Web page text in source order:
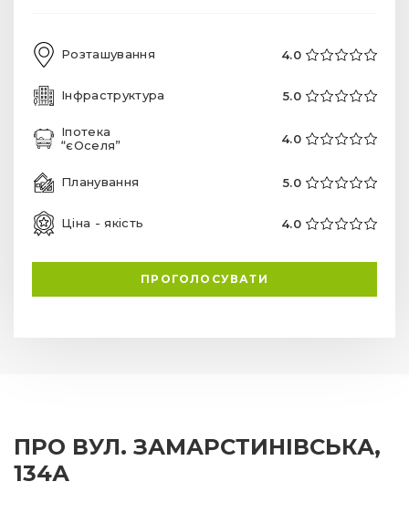
Розташування 4.0
Інфраструктура 5.0
Іпотека
“єОселя”
4.0
Планування 5.0
Ціна - якість 4.0
ПРОГОЛОСУВАТИ
ПРО ВУЛ. ЗАМАРСТИНІВСЬКА,
134А